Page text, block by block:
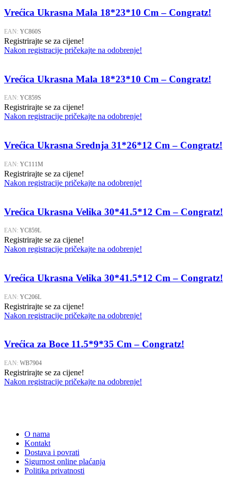
Vrećica Ukrasna Mala 18*23*10 Cm – Congratz!
EAN: YC860S
Registrirajte se za cijene!
Nakon registracije pričekajte na odobrenje!
Vrećica Ukrasna Mala 18*23*10 Cm – Congratz!
EAN: YC859S
Registrirajte se za cijene!
Nakon registracije pričekajte na odobrenje!
Vrećica Ukrasna Srednja 31*26*12 Cm – Congratz!
EAN: YC111M
Registrirajte se za cijene!
Nakon registracije pričekajte na odobrenje!
Vrećica Ukrasna Velika 30*41.5*12 Cm – Congratz!
EAN: YC859L
Registrirajte se za cijene!
Nakon registracije pričekajte na odobrenje!
Vrećica Ukrasna Velika 30*41.5*12 Cm – Congratz!
EAN: YC206L
Registrirajte se za cijene!
Nakon registracije pričekajte na odobrenje!
Vrećica za Boce 11.5*9*35 Cm – Congratz!
EAN: WB7904
Registrirajte se za cijene!
Nakon registracije pričekajte na odobrenje!
O nama
Kontakt
Dostava i povrati
Sigurnost online plaćanja
Politika privatnosti